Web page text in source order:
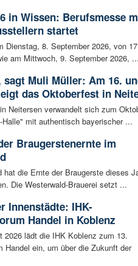
in Wissen: Berufsmesse
startet
Dienstag, 8. September 2026, von
am Mittwoch, 9. September 2026, ...
Muli Müller: Am 16.
das Oktoberfest in
Neitersen verwandelt sich zum
mit authentisch bayerischer ...
Braugerstenernte im
hat die Ernte der Braugerste dieses
Die Westerwald-Brauerei setzt ...
Innenstädte: IHK-
Handel in Koblenz
2026 lädt die IHK Koblenz zum 13.
Handel ein, um über die Zukunft der